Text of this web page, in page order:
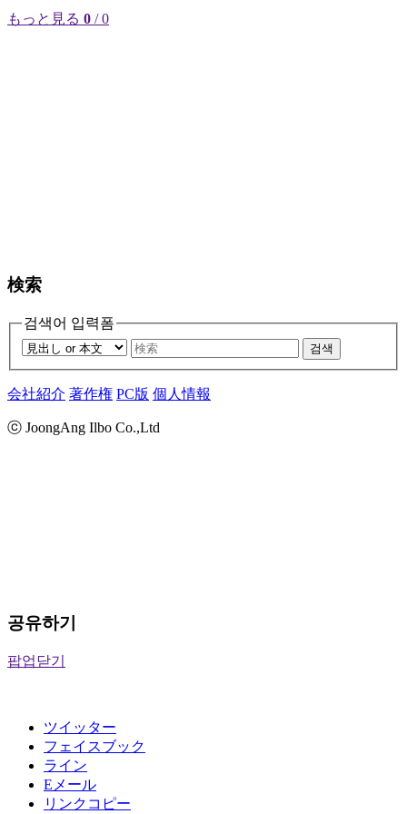
もっと見る 0 / 0
検索
검색어 입력폼
검색
会社紹介 著作権 PC版 個人情報
ⓒ JoongAng Ilbo Co.,Ltd
공유하기
팝업닫기
ツイッター
フェイスブック
ライン
Eメール
リンクコピー